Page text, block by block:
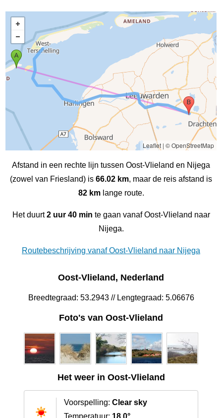
Leaflet| © OpenStreetMap
Afstand in een rechte lijn tussen Oost-Vlieland en Nijega
(zowel van Friesland) is 66.02 km, maar de reis afstand is
82 kmlange route.
Het duurt2 uur 40 min te gaan vanaf Oost-Vlieland naar
Nijega.
Routebeschrijving vanaf Oost-Vlieland naar Nijega
Oost-Vlieland, Nederland
Breedtegraad: 53.2943 // Lengtegraad: 5.06676
Foto's van Oost-Vlieland
Het weer in Oost-Vlieland
Voorspelling: Clear sky